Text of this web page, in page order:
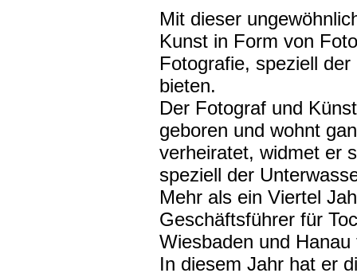
Mit dieser
Kunst in Form von
Fotografie, speziell
bieten.
Der Fotograf und
geboren und wohnt
verheiratet, widmet er
speziell der
Mehr als ein Viertel
Geschäftsführer für
Wiesbaden und Hanau
In diesem Jahr hat er